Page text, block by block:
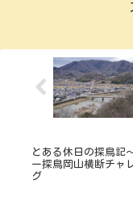
とある休日の探鳥記
ー探鳥岡山横断チャ
グ